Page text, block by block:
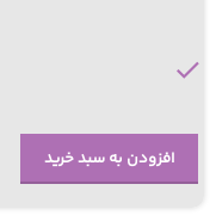
افزودن به سبد خرید